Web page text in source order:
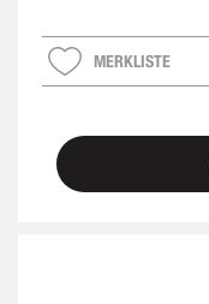
MERKLISTE